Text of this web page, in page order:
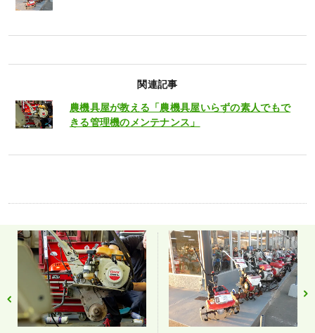
関連記事
農機具屋が教える「農機具屋いらずの素人でもで
きる管理機のメンテナンス」